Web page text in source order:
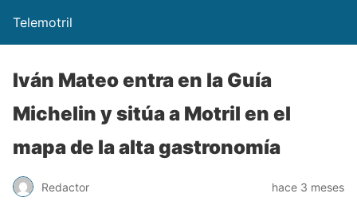
Telemotril
Iván Mateo entra en la Guía
Michelin y sitúa a Motril en el
mapa de la alta gastronomía
Redactor hace 3 meses